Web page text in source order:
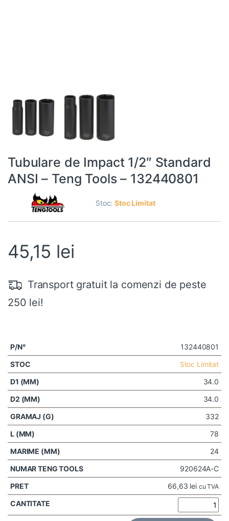
Tubulare de Impact 1/2″ Standard
ANSI – Teng Tools – 132440801
Stoc:Stoc Limitat
45,15 lei
Transport gratuit la comenzi de peste
250 lei!
132440801
Stoc Limitat
34.0
34.0
332
78
24
920624A-C
66,63 lei cu TVA